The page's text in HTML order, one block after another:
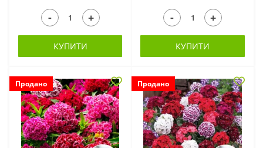
- +
КУПИТИ
- +
КУПИТИ
Продано Продано